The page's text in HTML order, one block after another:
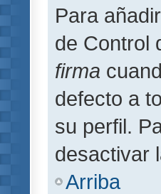
Para
de Control
firma
defecto a
su perfil.
desactivar
Arriba